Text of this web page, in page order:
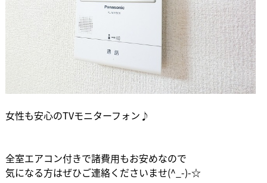
女性も安心のTVモニターフォン♪
全室エアコン付きで諸費用もお安めなので
気になる方はぜひご連絡くださいませ(^_-)-☆